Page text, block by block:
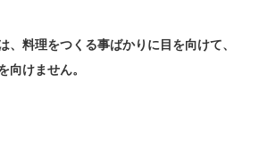
、料理をつくる事ばかりに目を向けて、
向けません。